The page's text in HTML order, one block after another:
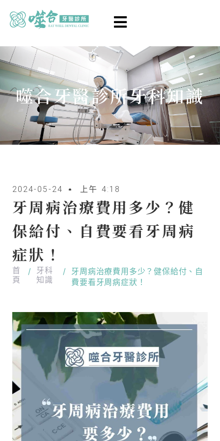
噬合牙醫診所牙科知識
2024-05-24 上午 4:18
牙周病治療費用多少？健
保給付、自費要看牙周病
症狀！
首
頁
/
牙科
知識
/ 牙周病治療費用多少？健保給付、自
費要看牙周病症狀！